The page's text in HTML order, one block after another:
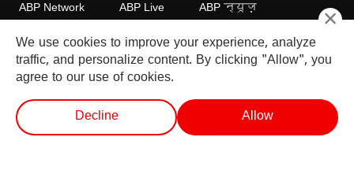
ABP Network ABP Live
ABP न्यूज़
ABP Ganga
ABP ਸਾਂਝਾ ABP நாடு ABP దేశం
×
We use cookies to improve your experience, analyze
traffic, and personalize content. By clicking "Allow", you
agree to our use of cookies.
Decline Allow